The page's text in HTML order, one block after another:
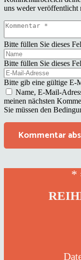
uns weder veröffentlicht
Bitte füllen Sie dieses
Bitte füllen Sie dieses
Bitte gib eine gültige E-
Name, E-Mail-
meinen nächsten
Sie müssen den
Kommentar
*